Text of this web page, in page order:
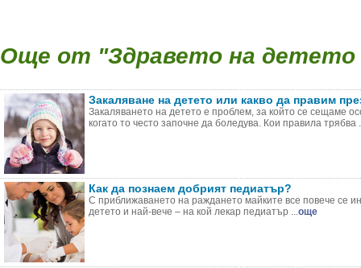
Още от "Здравето на детето
Закаляване на детето или какво да правим
Закаляването на детето е проблем, за който се сещаме
когато то често започне да боледува. Кои правила трябва
Как да познаем добрият педиатър?
С приближаването на раждането майките все повече се
детето и най-вече – на кой лекар педиатър ...още